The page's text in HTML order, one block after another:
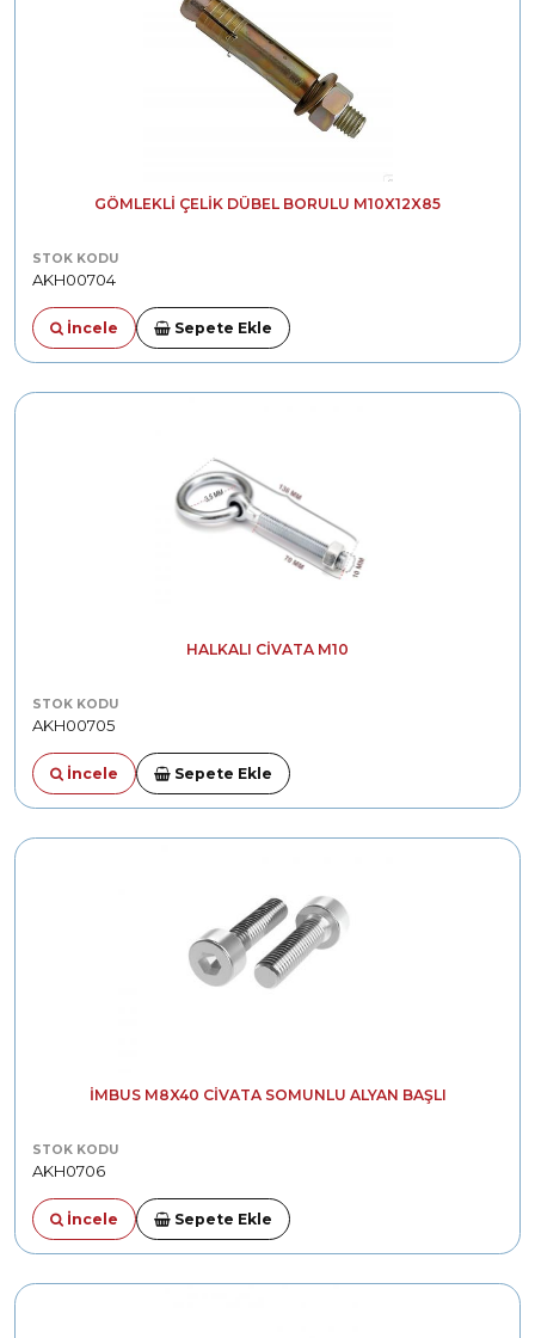
GÖMLEKLI ÇELIK DÜBEL BORULU M10X12X85
STOK KODU
AKH00704
İncele Sepete Ekle
HALKALI CIVATA M10
STOK KODU
AKH00705
İncele Sepete Ekle
İMBUS M8X40 CIVATA SOMUNLU ALYAN BAŞLI
STOK KODU
AKH0706
İncele Sepete Ekle